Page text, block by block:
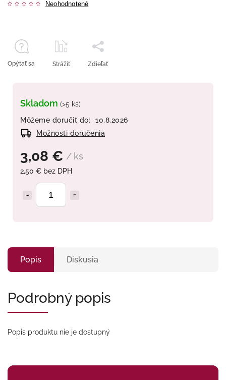
Neohodnotené
3,08 € / ks
2,50 € bez DPH
Skladom (>5 ks)
Môžeme doručiť do:
10.8.2026
Možnosti doručenia
Opýtať sa Strážiť Zdieľať
Popis Diskusia
Podrobný popis
Popis produktu nie je dostupný